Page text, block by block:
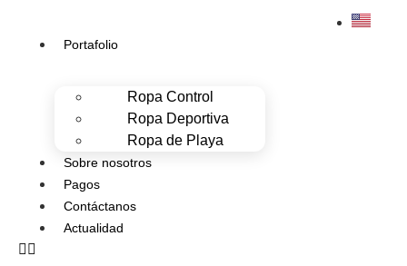
Portafolio
Ropa Control
Ropa Deportiva
Ropa de Playa
Sobre nosotros
Pagos
Contáctanos
Actualidad